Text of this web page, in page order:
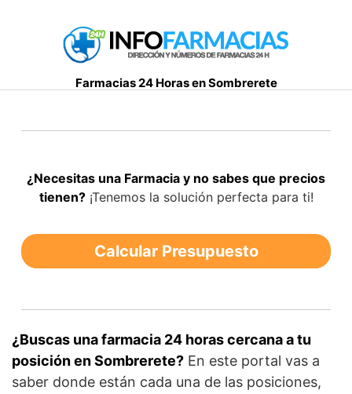
Farmacias 24 Horas en Sombrerete
¿Necesitas una Farmacia y no sabes que precios
tienen?¡Tenemos la solución perfecta para ti!
Calcular Presupuesto
¿Buscas una farmacia 24 horas cercana a tu
posición en Sombrerete? En este portal vas a
saber donde están cada una de las posiciones,